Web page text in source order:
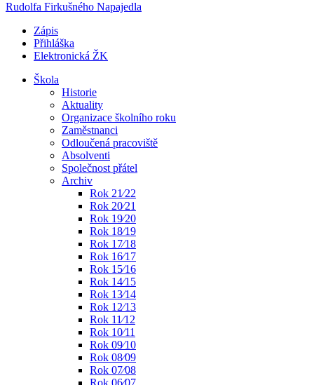
Rudolfa Firkušného Napajedla
Zápis
Přihláška
Elektronická ŽK
Škola
Historie
Aktuality
Organizace školního roku
Zaměstnanci
Odloučená pracoviště
Absolventi
Společnost přátel
Archiv
Rok 21⁄22
Rok 20⁄21
Rok 19⁄20
Rok 18⁄19
Rok 17⁄18
Rok 16⁄17
Rok 15⁄16
Rok 14⁄15
Rok 13⁄14
Rok 12⁄13
Rok 11⁄12
Rok 10⁄11
Rok 09⁄10
Rok 08⁄09
Rok 07⁄08
Rok 06⁄07